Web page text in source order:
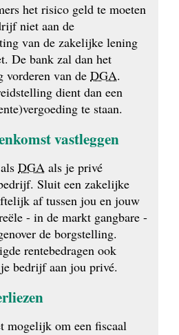
het risico geld te moeten
niet aan de
van de zakelijke lening
De bank zal dan het
vorderen van de DGA.
dient dan een
te staan.
vastleggen
DGA als je privé
Sluit een zakelijke
af tussen jou en jouw
- in de markt gangbare -
de borgstelling.
rentebedragen ook
bedrijf aan jou privé.
mogelijk om een fiscaal